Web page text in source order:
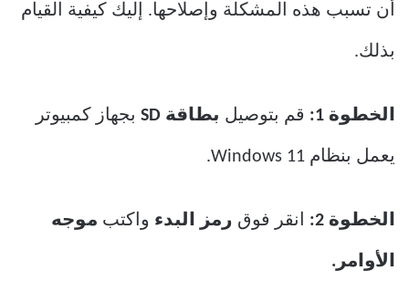
أن تسبب هذه المشكلة وإصلاحها. إليك كيفية القيام
بذلك.
الخطوة 1: قم بتوصيل بطاقة SD بجهاز كمبيوتر
يعمل بنظام Windows 11.
الخطوة 2: انقر فوق رمز البدء واكتب موجه
الأوامر.